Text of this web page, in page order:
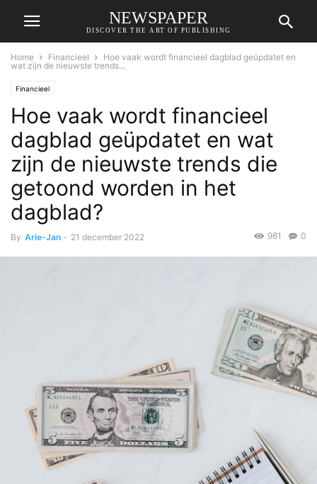
NEWSPAPER
DISCOVER THE ART OF PUBLISHING
Home Financieel
Hoe vaak wordt financieel dagblad geüpdatet en
wat zijn de nieuwste trends...
Financieel
Hoe vaak wordt financieel
dagblad geüpdatet en wat
zijn de nieuwste trends die
getoond worden in het
dagblad?
By Arie-Jan - 21 december 2022 0
981